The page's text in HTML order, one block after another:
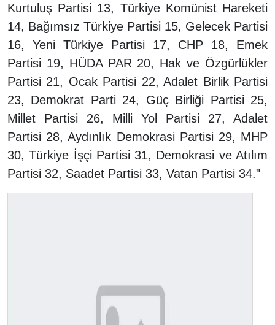
Kurtuluş Partisi 13, Türkiye Komünist Hareketi
14, Bağımsız Türkiye Partisi 15, Gelecek Partisi
16, Yeni Türkiye Partisi 17, CHP 18, Emek
Partisi 19, HÜDA PAR 20, Hak ve Özgürlükler
Partisi 21, Ocak Partisi 22, Adalet Birlik Partisi
23, Demokrat Parti 24, Güç Birliği Partisi 25,
Millet Partisi 26, Milli Yol Partisi 27, Adalet
Partisi 28, Aydınlık Demokrasi Partisi 29, MHP
30, Türkiye İşçi Partisi 31, Demokrasi ve Atılım
Partisi 32, Saadet Partisi 33, Vatan Partisi 34."